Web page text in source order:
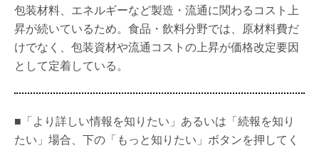
包装材料、エネルギーなど製造・流通に関わるコスト上
昇が続いているため。食品・飲料分野では、原材料費だ
けでなく、包装資材や流通コストの上昇が価格改定要因
として定着している。
■「より詳しい情報を知りたい」あるいは「続報を知り
たい」場合、下の「もっと知りたい」ボタンを押してく